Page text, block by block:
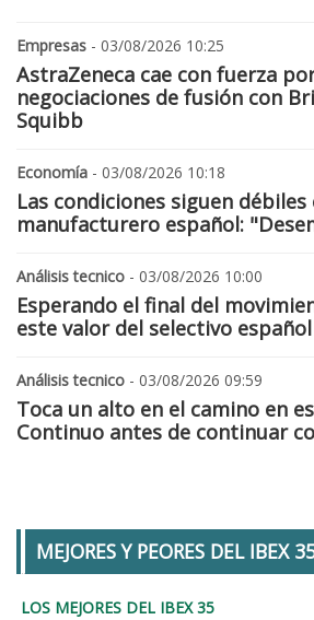
Empresas - 03/08/2026 10:25
AstraZeneca cae con fuerza
negociaciones de fusión con
Squibb
Economía - 03/08/2026 10:18
Las condiciones siguen
manufacturero español:
Análisis tecnico - 03/08/2026 10:00
Esperando el final del
este valor del selectivo español
Análisis tecnico - 03/08/2026 09:59
Toca un alto en el camino en
Continuo antes de continuar
MEJORES Y PEORES DEL IBEX
LOS MEJORES DEL IBEX 35